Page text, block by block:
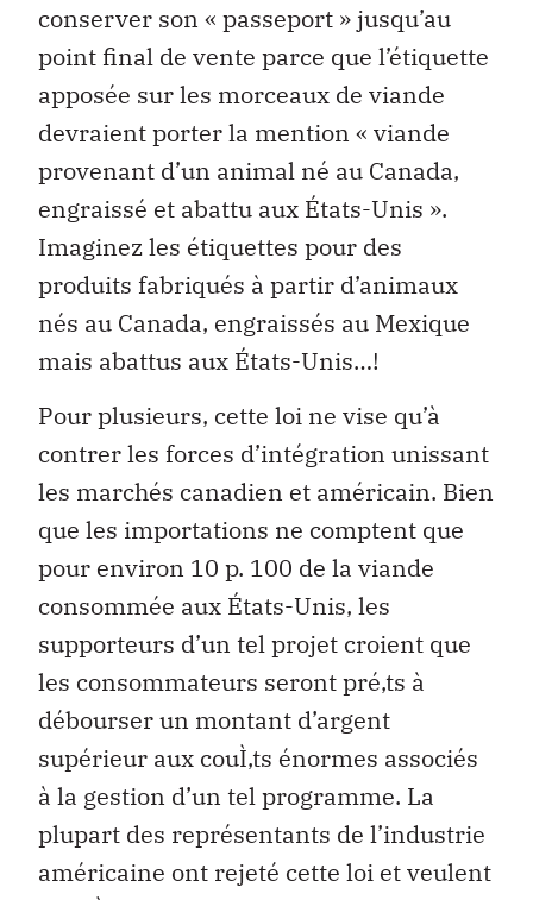
conserver son « passeport » jusqu’au
point final de vente parce que l’étiquette
apposée sur les morceaux de viande
devraient porter la mention « viande
provenant d’un animal né au Canada,
engraissé et abattu aux États-Unis ».
Imaginez les étiquettes pour des
produits fabriqués à partir d’animaux
nés au Canada, engraissés au Mexique
mais abattus aux États-Unis…!
Pour plusieurs, cette loi ne vise qu’à
contrer les forces d’intégration unissant
les marchés canadien et américain. Bien
que les importations ne comptent que
pour environ 10 p. 100 de la viande
consommée aux États-Unis, les
supporteurs d’un tel projet croient que
les consommateurs seront pré‚ts à
débourser un montant d’argent
supérieur aux couÌ‚ts énormes associés
à la gestion d’un tel programme. La
plupart des représentants de l’industrie
américaine ont rejeté cette loi et veulent